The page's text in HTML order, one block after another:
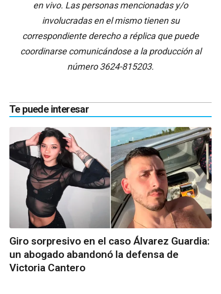
en vivo. Las personas mencionadas y/o
involucradas en el mismo tienen su
correspondiente derecho a réplica que puede
coordinarse comunicándose a la producción al
número 3624-815203.
Te puede interesar
Giro sorpresivo en el caso Álvarez Guardia:
un abogado abandonó la defensa de
Victoria Cantero